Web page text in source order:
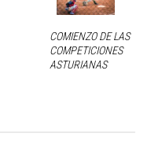
COMIENZO DE LAS
COMPETICIONES
ASTURIANAS